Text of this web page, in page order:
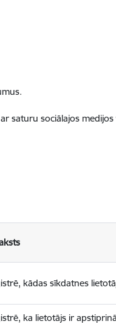
saturu sociālajos
kādas sīkdatnes
ka lietotājs ir